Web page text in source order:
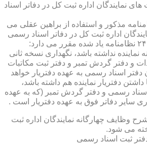
نمایندگان اداره ثبت كل در دفاتر اسناد
در ماده ۲۴ نظامنامه مذكور و استفاده از براهین عقلی می
اداره ثبت كل در دفاتر اسناد رسمی
نداشته باشد، نگهداری نسخه ثانی
و دفتر گردش تمبر و دفتر ثبت مكاتبات
ماده ۲۳ قانون دفتر اسناد رسمی به عهده دفتریار خواهد
داشتن دفتریار نماینده هم داشته باشد،
رسمی و دفتر گردش تمبر (كه به عهده
سایر دفاتر فوق به عهده دفتریار است .
وظایف چهارگانه نمایندگان اداره ثبت
می شود.